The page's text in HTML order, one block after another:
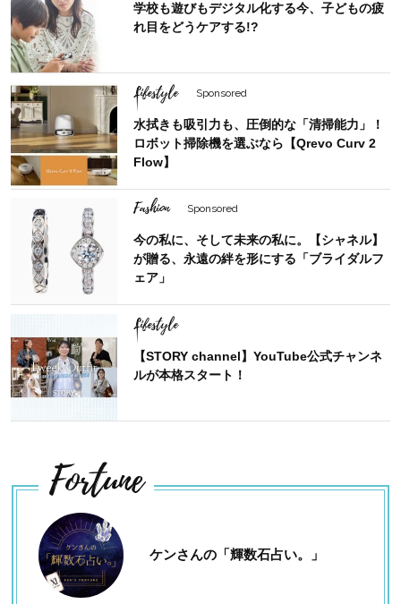
学校も遊びもデジタル化する今、子どもの疲
れ目をどうケアする!?
Lifestyle Sponsored
水拭きも吸引力も、圧倒的な「清掃能力」！
ロボット掃除機を選ぶなら【Qrevo Curv 2
Flow】
Fashion Sponsored
今の私に、そして未来の私に。【シャネル】
が贈る、永遠の絆を形にする「ブライダルフ
ェア」
Lifestyle
【STORY channel】YouTube公式チャンネ
ルが本格スタート！
Fortune
ケンさんの「輝数石占い。」